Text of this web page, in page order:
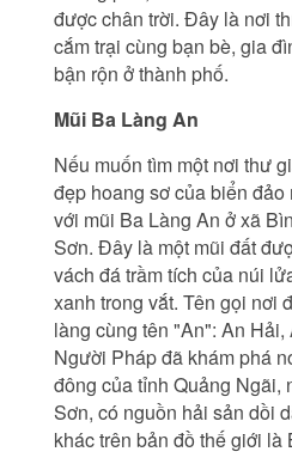
được chân trời. Đây là nơi
cắm trại cùng bạn bè, gia
bận rộn ở thành phố.
Mũi Ba Làng An
Nếu muốn tìm một nơi thư
đẹp hoang sơ của biển đảo
với mũi Ba Làng An ở xã
Sơn. Đây là một mũi đất
vách đá trầm tích của núi
xanh trong vắt. Tên gọi nơi
làng cùng tên "An": An Hải,
Người Pháp đã khám phá
đông của tỉnh Quảng Ngãi,
Sơn, có nguồn hải sản dồi
khác trên bản đồ thế giới là